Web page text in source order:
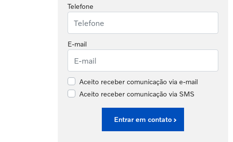
Telefone
E-mail
Aceito receber comunicação via e-mail
Aceito receber comunicação via SMS
Entrar em contato